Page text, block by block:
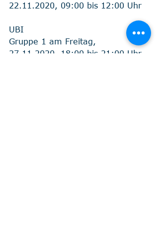
22.11.2020, 09:00 bis 12:00 Uhr
UBI
Gruppe 1 am Freitag,
27.11.2020, 18:00 bis 21:00 Uhr